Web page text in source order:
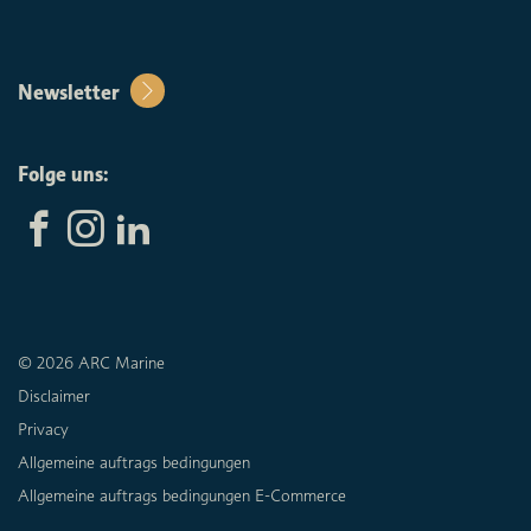
Newsletter
Folge uns:
© 2026 ARC Marine
Disclaimer
Privacy
Allgemeine auftrags bedingungen
Allgemeine auftrags bedingungen E-Commerce